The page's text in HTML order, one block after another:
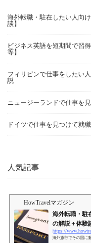
海外転職・駐在したい人向
談】
ビジネス英語を短期間で習
等】
フィリピンで仕事をしたい
説
ニュージーランドで仕事を
ドイツで仕事を見つけて就
人気記事
HowTravelマガジン
海外転職・駐
の解説＋体験
https://
海外旅行でその国に